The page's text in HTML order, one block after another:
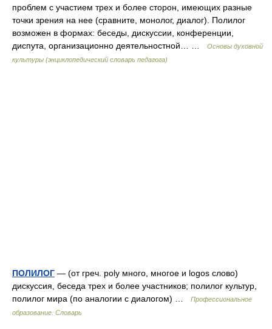
проблем с участием трех и более сторон, имеющих разные
точки зрения на нее (сравните, монолог, диалог). Полилог
возможен в формах: беседы, дискуссии, конференции,
диспута, организационно деятельностной… …
Основы духовной
культуры (энциклопедический словарь педагога)
ПОЛИЛОГ — (от греч. poly много, многое и logos слово)
дискуссия, беседа трех и более участников; полилог культур,
полилог мира (по аналогии с диалогом) …
Профессиональное
образование. Словарь